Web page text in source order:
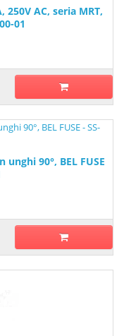
AC, seria MRT,
01
90°, BEL FUSE